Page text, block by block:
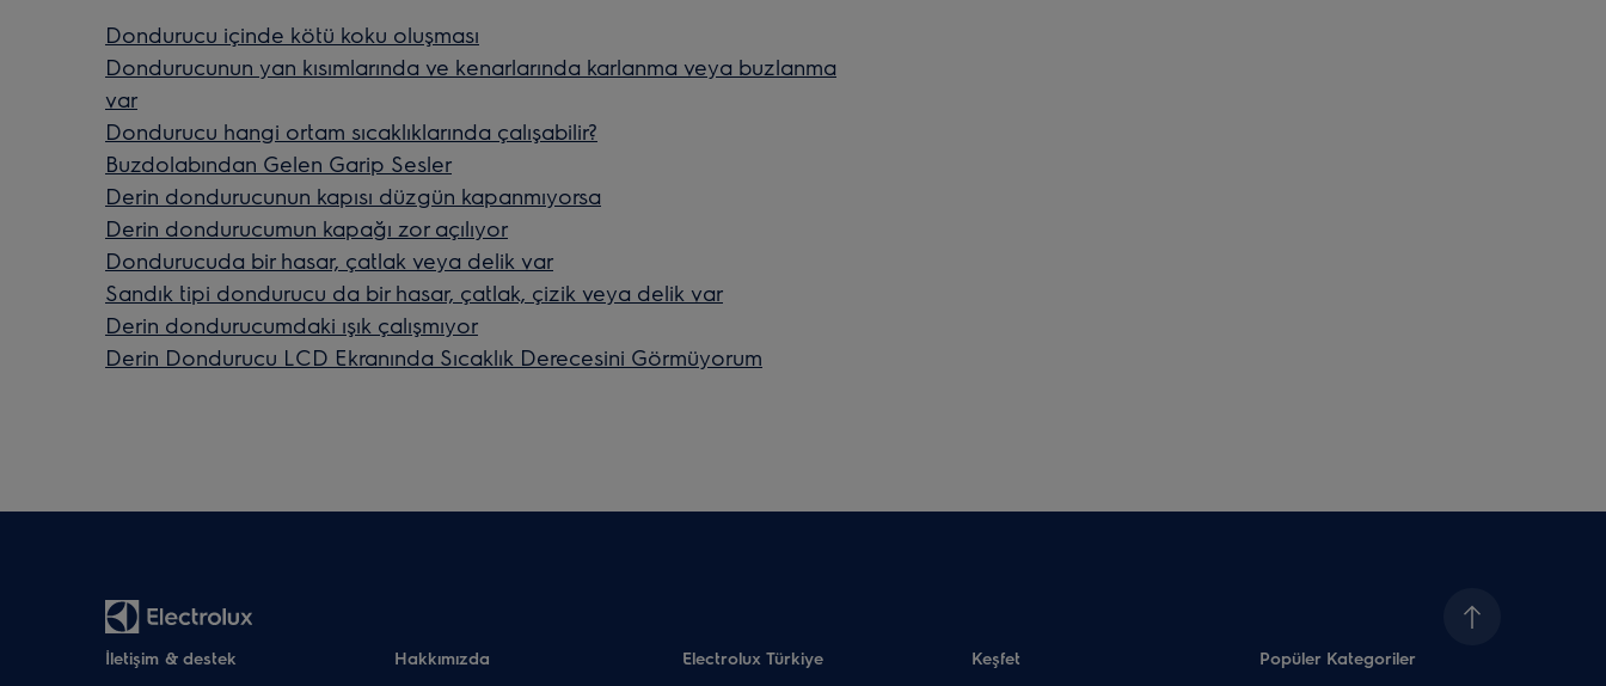
Dondurucu içinde kötü koku oluşması
Dondurucunun yan kısımlarında ve kenarlarında karlanma veya buzlanma
var
Dondurucu hangi ortam sıcaklıklarında çalışabilir?
Buzdolabından Gelen Garip Sesler
Derin dondurucunun kapısı düzgün kapanmıyorsa
Derin dondurucumun kapağı zor açılıyor
Dondurucuda bir hasar, çatlak veya delik var
Sandık tipi dondurucu da bir hasar, çatlak, çizik veya delik var
Derin dondurucumdaki ışık çalışmıyor
Derin Dondurucu LCD Ekranında Sıcaklık Derecesini Görmüyorum
İletişim & destek Hakkımızda Electrolux Türkiye Keşfet Popüler Kategoriler